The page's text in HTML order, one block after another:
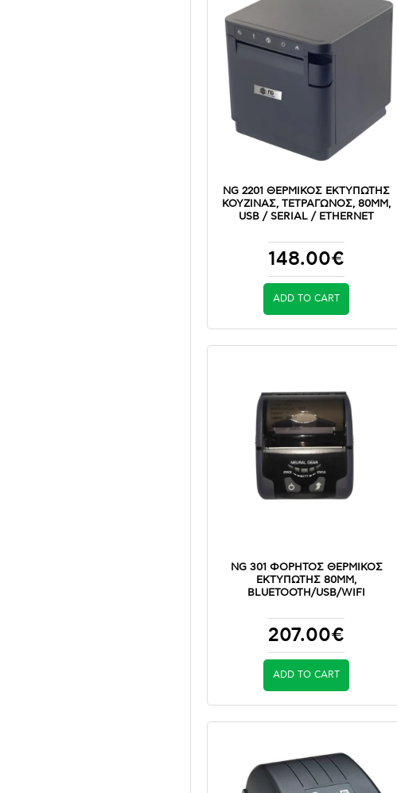
NG 2201 ΘΕΡΜΙΚΟΣ ΕΚΤΥΠΩΤΗΣ
ΚΟΥΖΙΝΑΣ, ΤΕΤΡΑΓΩΝΟΣ, 80MM,
USB / SERIAL / ETHERNET
148.00€
ADD TO CART
NG 301 ΦΟΡΗΤΟΣ ΘΕΡΜΙΚΟΣ
ΕΚΤΥΠΩΤΗΣ 80MM,
BLUETOOTH/USB/WIFI
207.00€
ADD TO CART